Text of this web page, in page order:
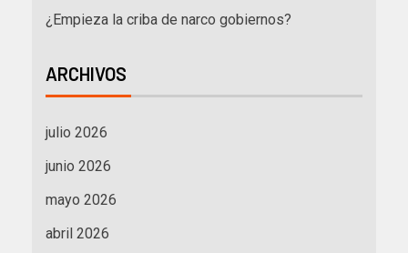
¿Empieza la criba de narco gobiernos?
ARCHIVOS
julio 2026
junio 2026
mayo 2026
abril 2026